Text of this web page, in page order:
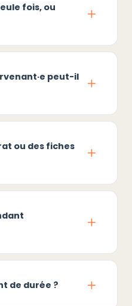
fois, ou
peut-il
ou des fiches
de durée ?